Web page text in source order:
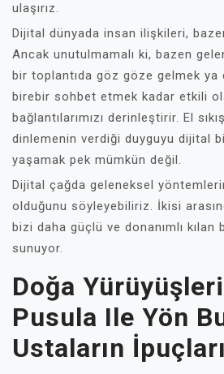
ulaşırız.
Dijital dünyada insan ilişkileri,
Ancak unutulmamalı ki, bazen
bir toplantıda göz göze gelmek ya
birebir sohbet etmek kadar etkili
bağlantılarımızı derinleştirir. El
dinlemenin verdiği duyguyu dijital
yaşamak pek mümkün değil.
Dijital çağda geleneksel
olduğunu söyleyebiliriz. İkisi
bizi daha güçlü ve donanımlı kılan
sunuyor.
Doğa
Pusula Ile Yön
Ustaların İpuçları